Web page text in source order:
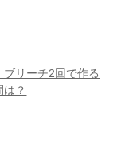
リーチ2回で作る
？